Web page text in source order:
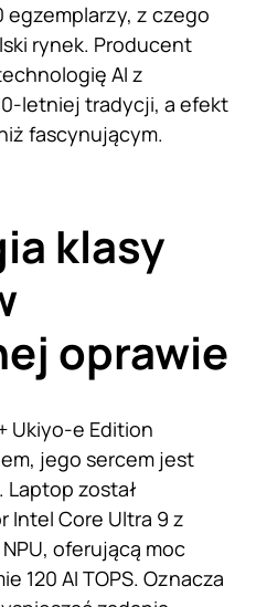
z czego
rynek. Producent
AI z
letniej tradycji, a efekt
fascynującym.
klasy
oprawie
Ukiyo-e Edition
jego sercem jest
został
Intel Core Ultra 9 z
oferującą moc
120 AI TOPS. Oznacza